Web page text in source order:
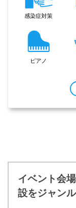
感染症対策
ピアノ
イベント会
設をジャン